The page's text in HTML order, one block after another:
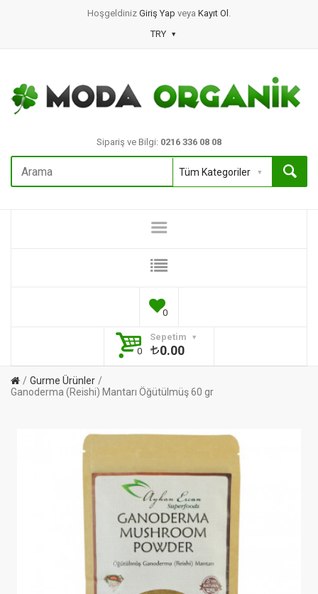
Hoşgeldiniz Giriş Yap veya Kayıt Ol .
TRY
Sipariş ve Bilgi: 0216 336 08 08
0
Sepetim
0
0.00
Gurme Ürünler
Ganoderma (Reishi) Mantarı Öğütülmüş 60 gr